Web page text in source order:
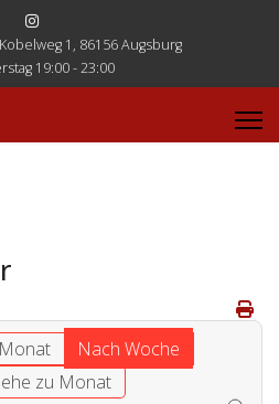
Kobelweg 1, 86156 Augsburg
19:00 - 23:00
Nach Woche
zu Monat